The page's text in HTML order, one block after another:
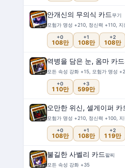
안개신의 무의식 카드무기
모험가 명성 +210, 정신력 +110,
+0
108만
+1
108만
+2
108만
역병을 담은 눈, 옴마 카드
모든 속성 강화 +15, 모험가 명성
+0
110만
+3
599만
오만한 위신, 셀게이퍼 카
모험가 명성 +210, 정신력 +100,
+0
108만
+1
108만
+2
119만
불길한 사벨리 카드팔찌
모든 속성 강화 +35